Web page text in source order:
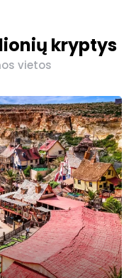
kryptys
vietos